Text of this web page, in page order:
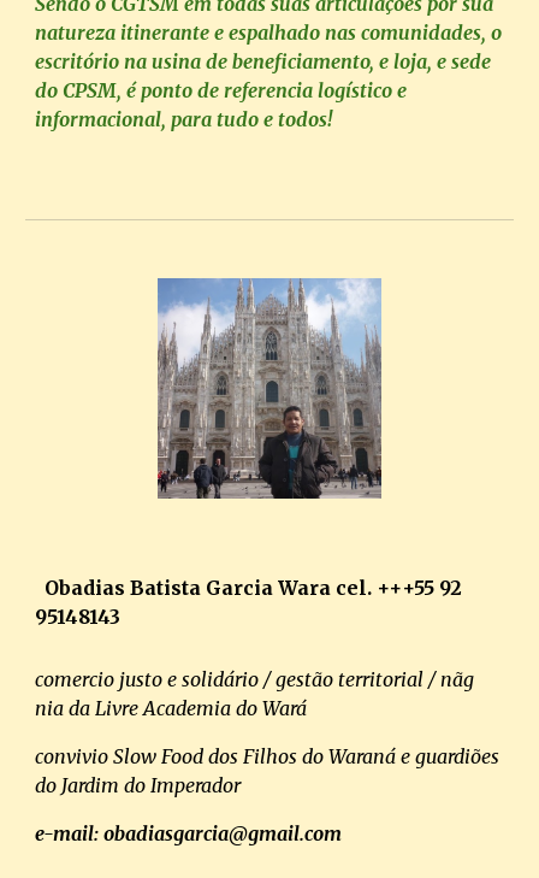
natureza itinerante e espalhado nas comunidades, o
escritório na usina de beneficiamento, e loja, e sede
do CPSM, é ponto de referencia logístico e
informacional, para tudo e todos!
Obadias Batista Garcia Wara cel. +++55 92
95148143
comercio justo e solidário / gestão territorial / nãg
nia da Livre Academia do Wará
convivio Slow Food dos Filhos do Waraná e guardiões
do Jardim do Imperador
e-mail: obadiasgarcia@gmail.com